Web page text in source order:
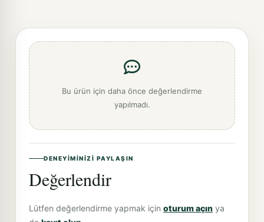
Bu ürün için daha önce değerlendirme
yapılmadı.
DENEYIMINIZI PAYLAŞIN
Değerlendir
Lütfen değerlendirme yapmak için oturum açın ya